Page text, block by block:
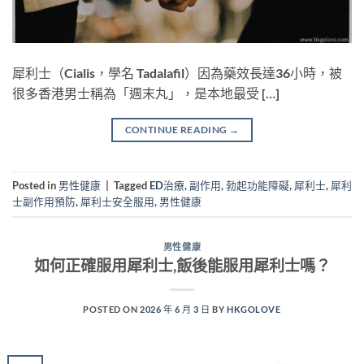
犀利士（Cialis，學名 Tadalafil）因為藥效長達36小時，被
很多香港男士稱為「週末丸」，是本地最受 […]
CONTINUE READING →
Posted in 男性健康 Tagged ED治療,副作用,勃起功能障礙, 犀利士, 犀利
士副作用預防, 犀利士安全服用, 男性健康
男性健康
如何正確服用犀利士,飯後能服用犀利士嗎？
POSTED ON2026 年 6 月 3 日 BYHKGOLOVE